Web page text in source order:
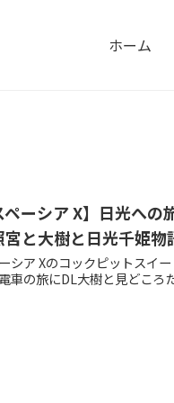
ホーム
ペーシア X】日光へ
と大樹と日光千姫物
シア Xのコックピットスイ
車の旅にDL大樹と見どころ